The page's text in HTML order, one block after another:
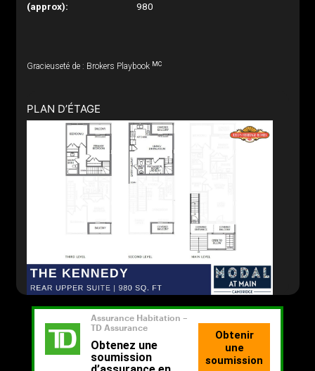
(approx):
980
Gracieuseté de : Brokers Playbook MC
PLAN D’ÉTAGE